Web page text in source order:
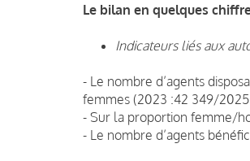
Le bilan en quelques
Indicateurs liés aux
- Le nombre d’agents
femmes (2023 :42 349/
- Sur la proportion femme/
- Le nombre d’agents